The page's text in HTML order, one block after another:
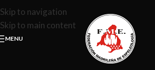
Skip to navigation
Skip to main content
MENU